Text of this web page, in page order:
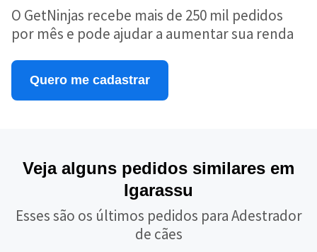
O GetNinjas recebe mais de 250 mil pedidos
por mês e pode ajudar a aumentar sua renda
Quero me cadastrar
Veja alguns pedidos similares em
Igarassu
Esses são os últimos pedidos para Adestrador
de cães